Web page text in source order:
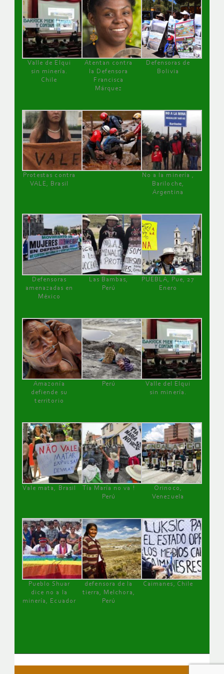
Valle de Elqui
sin minería.
Chile
Atentan contra
la Defensora
Francisca
Márquez
Defensoras de
Bolivia
Protestas contra
VALE, Brasil
No a la minería ,
Bariloche,
Argentina
Defensoras
amenazadas en
México
Las Bambas,
Perú
PUEBLA, Pue, 27
Enero
Amazonía
defiende su
territorio
Perú
Valle del Elqui
sin minería.
Vale mata, Brasil
Tía María no va !
Perú
Orinoco,
Venezuela
Pueblo Shuar
dice no a la
minería, Ecuador
defensora de la
tierra, Melchora,
Perú
Caimanes, Chile